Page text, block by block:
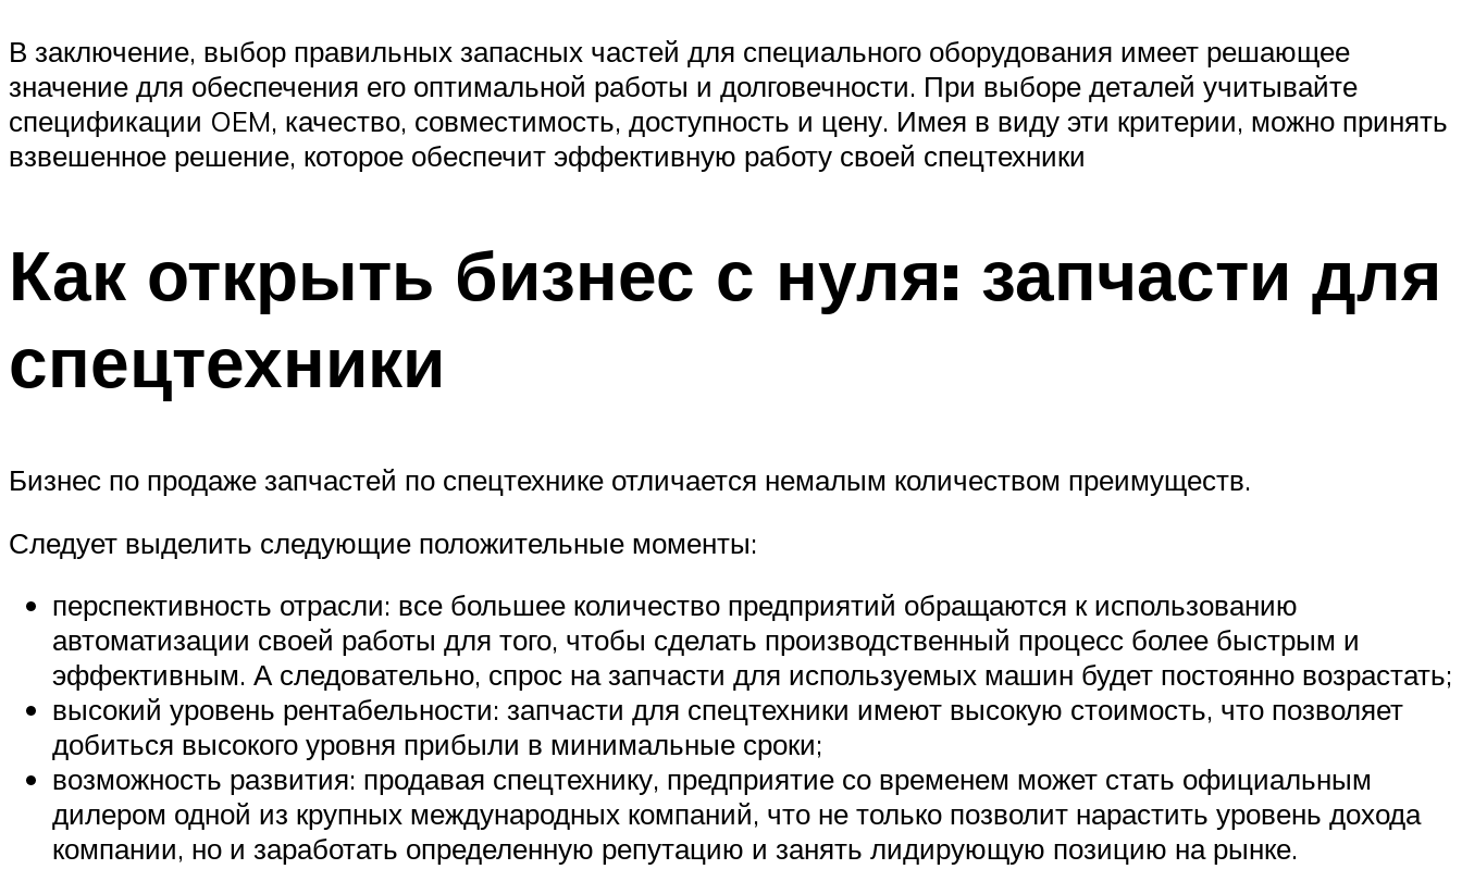
В заключение, выбор правильных запасных частей для специального оборудования имеет решающее
значение для обеспечения его оптимальной работы и долговечности. При выборе деталей учитывайте
спецификации OEM, качество, совместимость, доступность и цену. Имея в виду эти критерии, можно принять
взвешенное решение, которое обеспечит эффективную работу своей спецтехники
Как открыть бизнес с нуля: запчасти для
спецтехники
Бизнес по продаже запчастей по спецтехнике отличается немалым количеством преимуществ.
Следует выделить следующие положительные моменты:
перспективность отрасли: все большее количество предприятий обращаются к использованию
автоматизации своей работы для того, чтобы сделать производственный процесс более быстрым и
эффективным. А следовательно, спрос на запчасти для используемых машин будет постоянно возрастать;
высокий уровень рентабельности: запчасти для спецтехники имеют высокую стоимость, что позволяет
добиться высокого уровня прибыли в минимальные сроки;
возможность развития: продавая спецтехнику, предприятие со временем может стать официальным
дилером одной из крупных международных компаний, что не только позволит нарастить уровень дохода
компании, но и заработать определенную репутацию и занять лидирующую позицию на рынке.